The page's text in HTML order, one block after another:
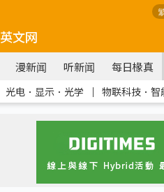
英文网
漫新闻 听新闻 每日椽真
光电．显示．光学 ｜ 物联科技．智